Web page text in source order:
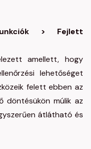
> Fejlett
amellett, hogy
lehetőséget
felett ebben az
döntésükön múlik az
átlátható és